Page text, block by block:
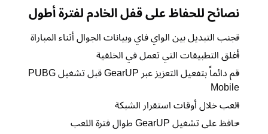
نصائح للحفاظ على قفل الخادم لفترة أطول
تجنب التبديل بين الواي فاي وبيانات الجوال أثناء المباراة
أغلق التطبيقات التي تعمل في الخلفية
قم دائماً بتفعيل التعزيز عبر GearUP قبل تشغيل PUBG
Mobile
العب خلال أوقات استقرار الشبكة
حافظ على تشغيل GearUP طوال فترة اللعب